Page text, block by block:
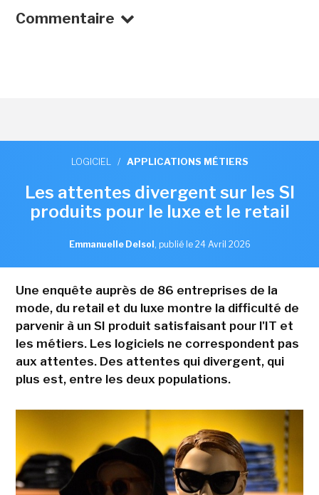
Commentaire
LOGICIEL / APPLICATIONS MÉTIERS
Les attentes divergent sur les SI
produits pour le luxe et le retail
Emmanuelle Delsol , publié le 24 Avril 2026
Une enquête auprès de 86 entreprises de la
mode, du retail et du luxe montre la difficulté de
parvenir à un SI produit satisfaisant pour l'IT et
les métiers. Les logiciels ne correspondent pas
aux attentes. Des attentes qui divergent, qui
plus est, entre les deux populations.